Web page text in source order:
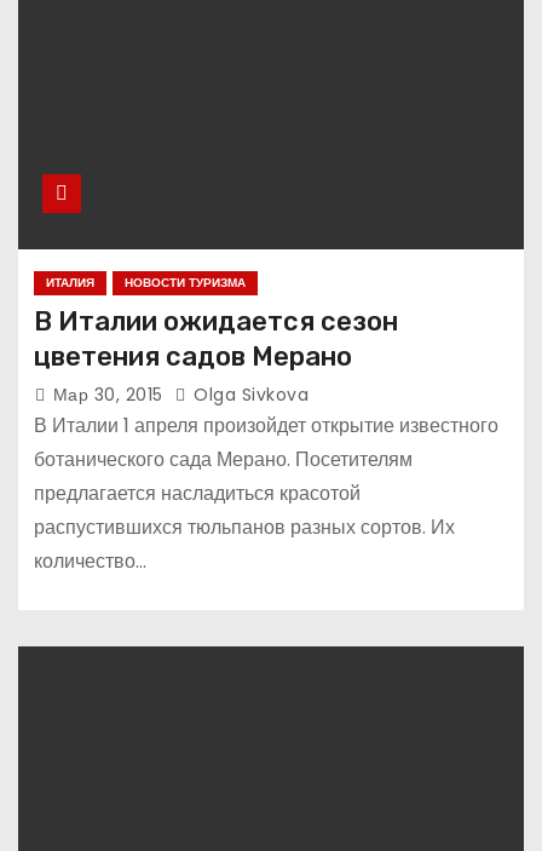
ИТАЛИЯ НОВОСТИ ТУРИЗМА
В Италии ожидается сезон
цветения садов Мерано
Мар 30, 2015 Olga Sivkova
В Италии 1 апреля произойдет открытие известного
ботанического сада Мерано. Посетителям
предлагается насладиться красотой
распустившихся тюльпанов разных сортов. Их
количество…